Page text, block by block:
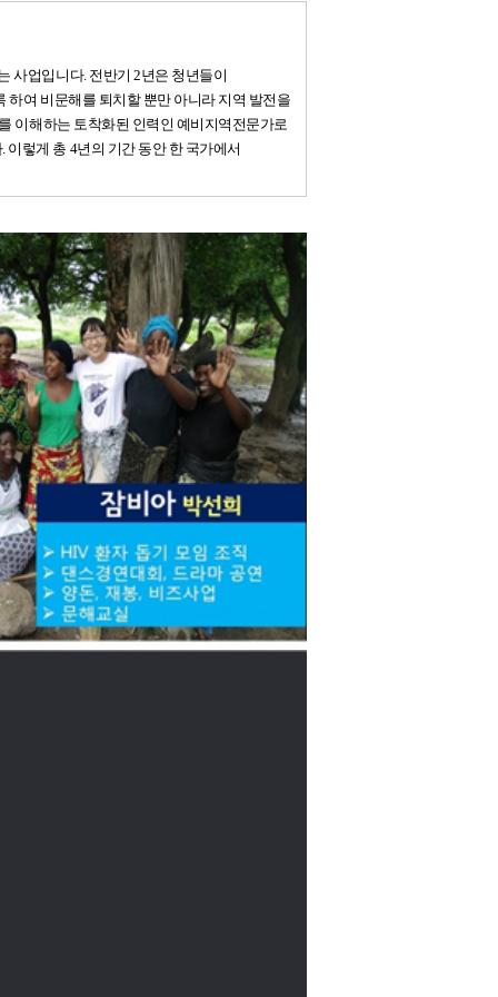
사업입니다. 전반기 2년은 청년들이
하여 비문해를 퇴치할 뿐만 아니라 지역 발전을
이해하는 토착화된 인력인 예비지역전문가로
렇게 총 4년의 기간 동안 한 국가에서